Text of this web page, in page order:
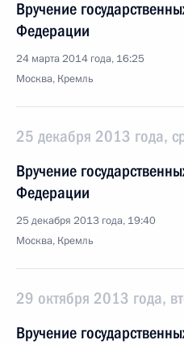
Вручение
Федерации
24 марта 2014 года, 16:25
Москва, Кремль
25 декабря 2013 года,
Вручение
Федерации
25 декабря 2013 года, 19:40
Москва, Кремль
29 октября 2013 года,
Вручение